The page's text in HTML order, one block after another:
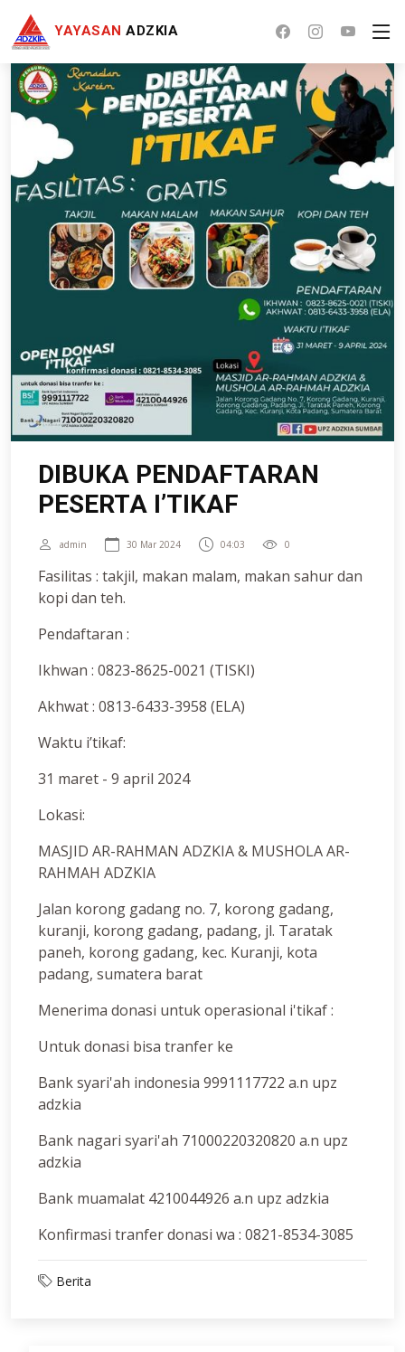
YAYASAN ADZKIA
DIBUKA PENDAFTARAN
PESERTA I’TIKAF
admin 30 Mar 2024 04:03 0
Fasilitas : takjil, makan malam, makan sahur dan
kopi dan teh.
Pendaftaran :
Ikhwan : 0823-8625-0021 (TISKI)
Akhwat : 0813-6433-3958 (ELA)
Waktu i’tikaf:
31 maret - 9 april 2024
Lokasi:
MASJID AR-RAHMAN ADZKIA & MUSHOLA AR-
RAHMAH ADZKIA
Jalan korong gadang no. 7, korong gadang,
kuranji, korong gadang, padang, jl. Taratak
paneh, korong gadang, kec. Kuranji, kota
padang, sumatera barat
Menerima donasi untuk operasional i'tikaf :
Untuk donasi bisa tranfer ke
Bank syari'ah indonesia 9991117722 a.n upz
adzkia
Bank nagari syari'ah 71000220320820 a.n upz
adzkia
Bank muamalat 4210044926 a.n upz adzkia
Konfirmasi tranfer donasi wa : 0821-8534-3085
Berita